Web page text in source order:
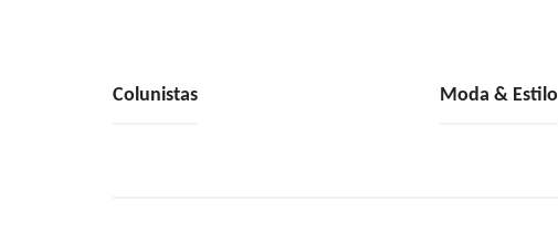
Colunistas Moda & Estilo